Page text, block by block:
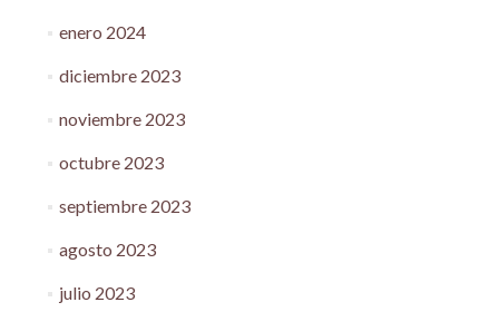
enero 2024
diciembre 2023
noviembre 2023
octubre 2023
septiembre 2023
agosto 2023
julio 2023